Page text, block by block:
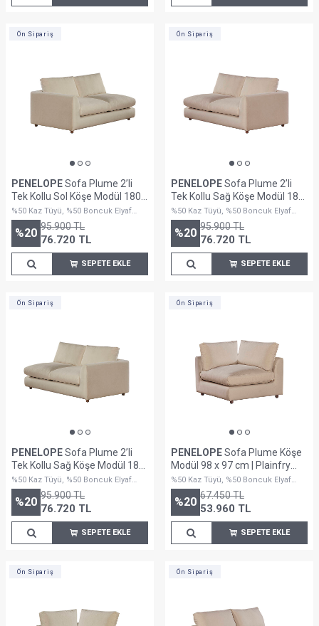
Ön Sipariş
PENELOPESofa Plume 2’li
Tek Kollu Sol Köşe Modül 180 x
97 cm | Space Kumaş - Krem
%50 Kaz Tüyü, %50 Boncuk Elyaf
Dolguludur
%20 95.900TL
76.720 TL
SEPETE EKLE
Ön Sipariş
PENELOPESofa Plume 2’li
Tek Kollu Sağ Köşe Modül 180
x 97 cm | Plainfry Kumaş -
Krem Dokulu
%50 Kaz Tüyü, %50 Boncuk Elyaf
Dolguludur
%20 95.900TL
76.720 TL
SEPETE EKLE
Ön Sipariş
PENELOPESofa Plume 2’li
Tek Kollu Sağ Köşe Modül 180
x 97 cm | Space Kumaş - Krem
%50 Kaz Tüyü, %50 Boncuk Elyaf
Dolguludur
%20 95.900TL
76.720 TL
SEPETE EKLE
Ön Sipariş
PENELOPESofa Plume Köşe
Modül 98 x 97 cm | Plainfry
Kumaş - Krem Dokulu
%50 Kaz Tüyü, %50 Boncuk Elyaf
Dolguludur
%20 67.450TL
53.960 TL
SEPETE EKLE
Ön Sipariş Ön Sipariş